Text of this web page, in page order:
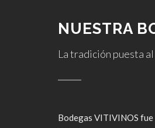
NUESTRA
La tradición puesta
Bodegas VITIVINOS fue